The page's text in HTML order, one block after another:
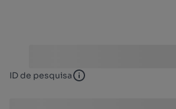
ID de pesquisa ID de pesquisa